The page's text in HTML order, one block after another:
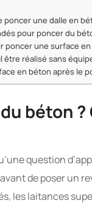
une dalle en
pour poncer du
poncer une surface
être réalisé sans
en béton après le
béton
question
de poser un
les laitances